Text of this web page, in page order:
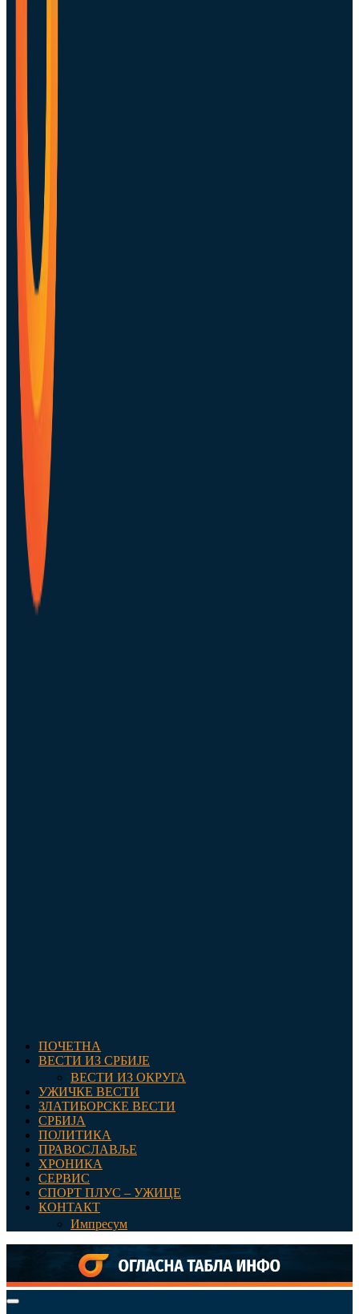
ПОЧЕТНА
ВЕСТИ ИЗ СРБИЈЕ
ВЕСТИ ИЗ ОКРУГА
УЖИЧКЕ ВЕСТИ
ЗЛАТИБОРСКЕ ВЕСТИ
СРБИЈА
ПОЛИТИКА
ПРАВОСЛАВЉЕ
ХРОНИКА
СЕРВИС
СПОРТ ПЛУС – УЖИЦЕ
КОНТАКТ
Импресум
Primary